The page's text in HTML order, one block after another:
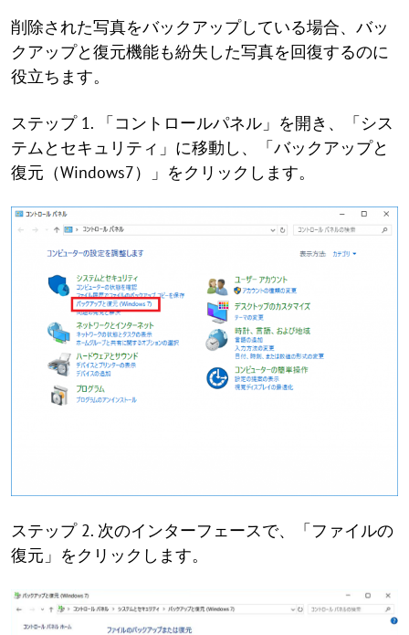
削除された写真をバックアップしている場合、バッ
クアップと復元機能も紛失した写真を回復するのに
役立ちます。
ステップ 1. 「コントロールパネル」を開き、「シス
テムとセキュリティ」に移動し、「バックアップと
復元（Windows7）」をクリックします。
ステップ 2. 次のインターフェースで、「ファイルの
復元」をクリックします。